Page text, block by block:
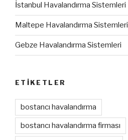
İstanbul Havalandırma Sistemleri
Maltepe Havalandırma Sistemleri
Gebze Havalandırma Sistemleri
ETIKETLER
bostancı havalandırma
bostancı havalandırma firması